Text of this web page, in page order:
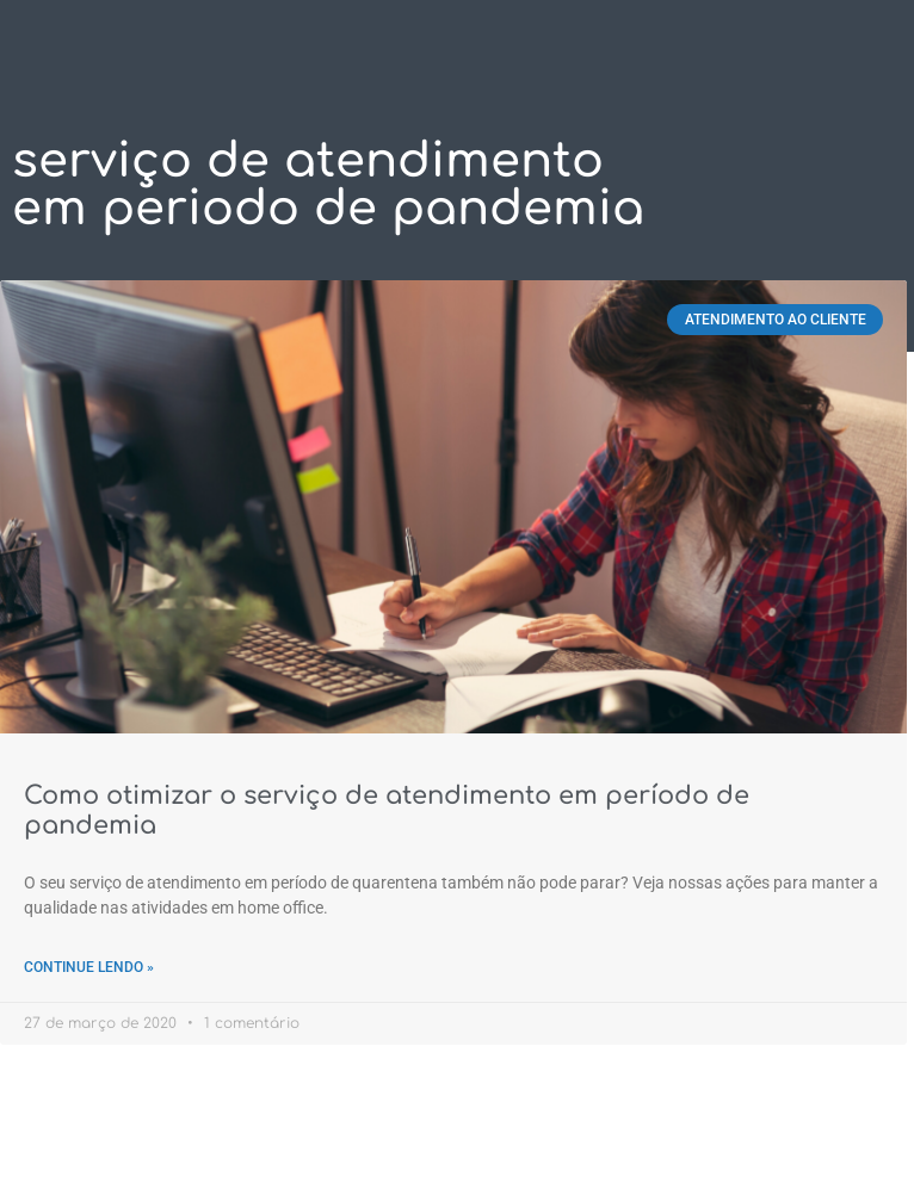
serviço de atendimento
em periodo de pandemia
ATENDIMENTO AO CLIENTE
Como otimizar o serviço de atendimento em período de
pandemia
O seu serviço de atendimento em período de quarentena também não pode parar? Veja nossas ações para manter a
qualidade nas atividades em home office.
CONTINUE LENDO »
27 de março de 2020 1 comentário